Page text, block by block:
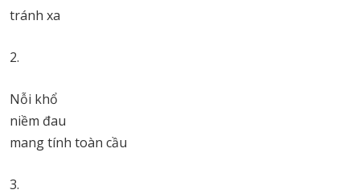
tránh xa
2.
Nỗi khổ
niềm đau
mang tính toàn cầu
3.